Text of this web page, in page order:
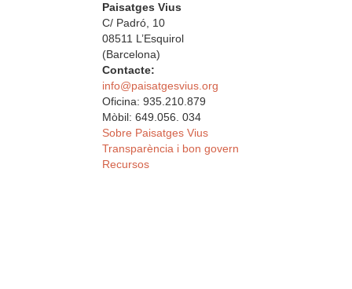
Paisatges Vius
C/ Padró, 10
08511 L’Esquirol
(Barcelona)
Contacte:
info@paisatgesvius.org
Oficina: 935.210.879
Mòbil: 649.056. 034
Sobre Paisatges Vius
Transparència i bon govern
Recursos